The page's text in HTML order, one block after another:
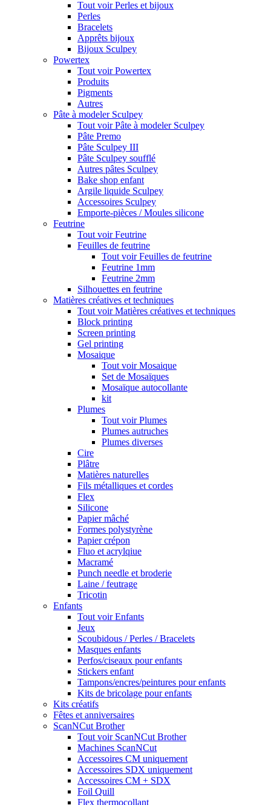
Tout voir Perles et bijoux
Perles
Bracelets
Apprêts bijoux
Bijoux Sculpey
Powertex
Tout voir Powertex
Produits
Pigments
Autres
Pâte à modeler Sculpey
Tout voir Pâte à modeler Sculpey
Pâte Premo
Pâte Sculpey III
Pâte Sculpey soufflé
Autres pâtes Sculpey
Bake shop enfant
Argile liquide Sculpey
Accessoires Sculpey
Emporte-pièces / Moules silicone
Feutrine
Tout voir Feutrine
Feuilles de feutrine
Tout voir Feuilles de feutrine
Feutrine 1mm
Feutrine 2mm
Silhouettes en feutrine
Matières créatives et techniques
Tout voir Matières créatives et techniques
Block printing
Screen printing
Gel printing
Mosaique
Tout voir Mosaique
Set de Mosaïques
Mosaïque autocollante
kit
Plumes
Tout voir Plumes
Plumes autruches
Plumes diverses
Cire
Plâtre
Matières naturelles
Fils métalliques et cordes
Flex
Silicone
Papier mâché
Formes polystyrène
Papier crépon
Fluo et acrylqiue
Macramé
Punch needle et broderie
Laine / feutrage
Tricotin
Enfants
Tout voir Enfants
Jeux
Scoubidous / Perles / Bracelets
Masques enfants
Perfos/ciseaux pour enfants
Stickers enfant
Tampons/encres/peintures pour enfants
Kits de bricolage pour enfants
Kits créatifs
Fêtes et anniversaires
ScanNCut Brother
Tout voir ScanNCut Brother
Machines ScanNCut
Accessoires CM uniquement
Accessoires SDX uniquement
Accessoires CM + SDX
Foil Quill
Flex thermocollant